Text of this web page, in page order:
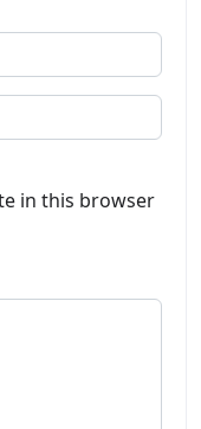
in this browser